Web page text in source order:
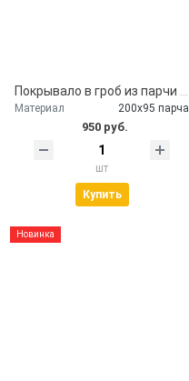
Материал 200х95 парча
950 руб.
шт
Купить
Новинка